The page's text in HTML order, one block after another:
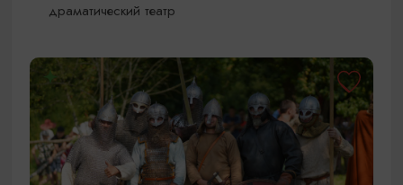
драматический театр